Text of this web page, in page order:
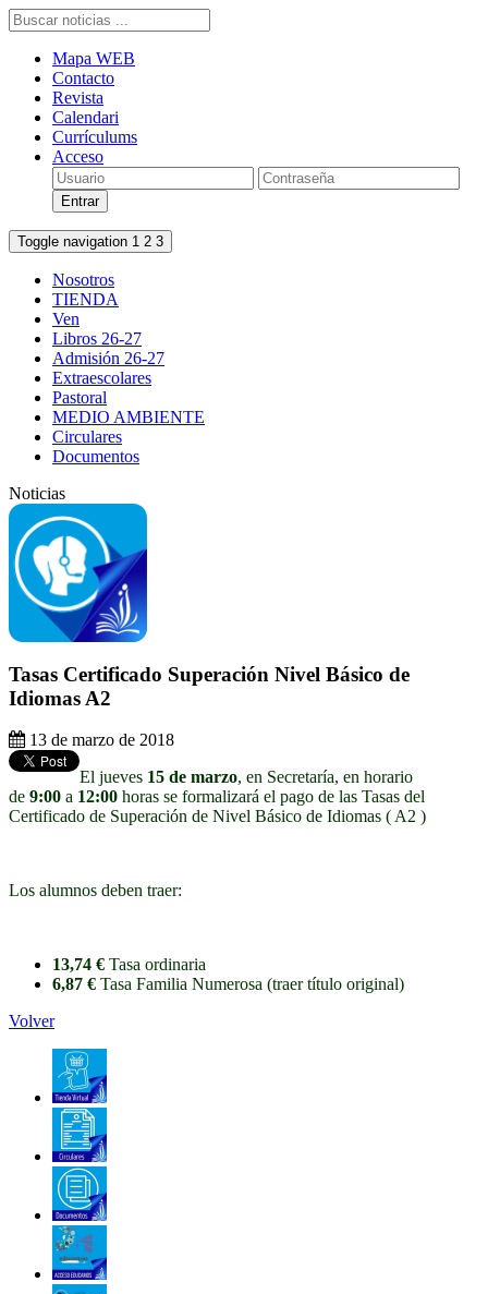
Mapa WEB
Contacto
Revista
Calendari
Currículums
Acceso
Toggle navigation 1 2 3
Nosotros
TIENDA
Ven
Libros 26-27
Admisión 26-27
Extraescolares
Pastoral
MEDIO AMBIENTE
Circulares
Documentos
Noticias
Tasas Certificado Superación Nivel Básico de
Idiomas A2
13 de marzo de 2018
El jueves 15 de marzo, en Secretaría, en horario
de 9:00 a 12:00 horas se formalizará el pago de las Tasas del
Certificado de Superación de Nivel Básico de Idiomas ( A2 )
Los alumnos deben traer:
13,74 € Tasa ordinaria
6,87 € Tasa Familia Numerosa (traer título original)
Volver